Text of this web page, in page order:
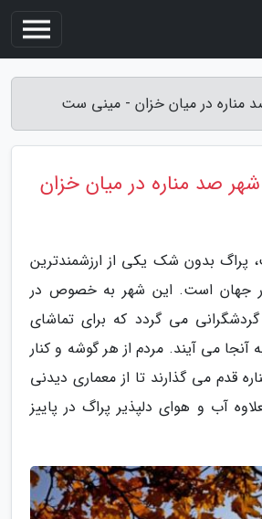
مناره در میان خزان - مینی ست
شهر صد مناره در میان خزان
پراگ بدون شک یکی از ارزشمندترین
جهان است. این شهر به خصوص در
می گردد که برای تماشای
آنجا می آیند. مردم از هر گوشه و کنار
قدم می گذارند تا از معماری دیدنی
آب و هوای دلپذیر پراگ در پاییز